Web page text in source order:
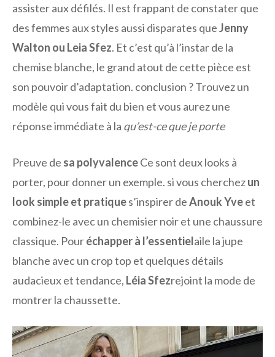
assister aux défilés. Il est frappant de constater que
des femmes aux styles aussi disparates queJenny
Walton ou Leia Sfez. Et c’est qu’à l’instar de la
chemise blanche, le grand atout de cette pièce est
son pouvoir d’adaptation. conclusion ? Trouvez un
modèle qui vous fait du bien et vous aurez une
réponse immédiate à la qu’est-ce que je porte
Preuve de sa polyvalenceCe sont deux looks à
porter, pour donner un exemple. si vous cherchezun
look simple et pratiques’inspirer deAnouk Yveet
combinez-le avec un chemisier noir et une chaussure
classique. Pouréchapper à l’essentielaile la jupe
blanche avec un crop top et quelques détails
audacieux et tendance, Léia Sfezrejoint la mode de
montrer la chaussette.